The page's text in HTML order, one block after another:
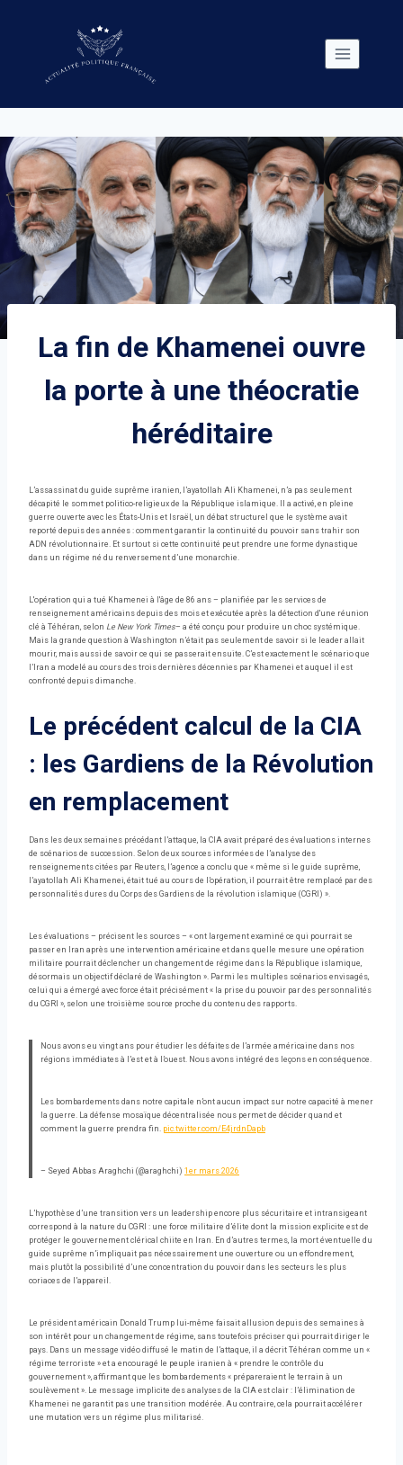
La fin de Khamenei ouvre
la porte à une théocratie
héréditaire
L’assassinat du guide suprême iranien, l’ayatollah Ali Khamenei, n’a pas seulement
décapité le sommet politico-religieux de la République islamique. Il a activé, en pleine
guerre ouverte avec les États-Unis et Israël, un débat structurel que le système avait
reporté depuis des années : comment garantir la continuité du pouvoir sans trahir son
ADN révolutionnaire. Et surtout si cette continuité peut prendre une forme dynastique
dans un régime né du renversement d’une monarchie.
L'opération qui a tué Khamenei à l'âge de 86 ans – planifiée par les services de
renseignement américains depuis des mois et exécutée après la détection d'une réunion
clé à Téhéran, selon Le New York Times– a été conçu pour produire un choc systémique.
Mais la grande question à Washington n’était pas seulement de savoir si le leader allait
mourir, mais aussi de savoir ce qui se passerait ensuite. C’est exactement le scénario que
l’Iran a modelé au cours des trois dernières décennies par Khamenei et auquel il est
confronté depuis dimanche.
Le précédent calcul de la CIA
: les Gardiens de la Révolution
en remplacement
Dans les deux semaines précédant l’attaque, la CIA avait préparé des évaluations internes
de scénarios de succession. Selon deux sources informées de l’analyse des
renseignements citées par Reuters, l’agence a conclu que « même si le guide suprême,
l’ayatollah Ali Khamenei, était tué au cours de l’opération, il pourrait être remplacé par des
personnalités dures du Corps des Gardiens de la révolution islamique (CGRI) ».
Les évaluations – précisent les sources – « ont largement examiné ce qui pourrait se
passer en Iran après une intervention américaine et dans quelle mesure une opération
militaire pourrait déclencher un changement de régime dans la République islamique,
désormais un objectif déclaré de Washington ». Parmi les multiples scénarios envisagés,
celui qui a émergé avec force était précisément « la prise du pouvoir par des personnalités
du CGRI », selon une troisième source proche du contenu des rapports.
Nous avons eu vingt ans pour étudier les défaites de l’armée américaine dans nos
régions immédiates à l’est et à l’ouest. Nous avons intégré des leçons en conséquence.
Les bombardements dans notre capitale n’ont aucun impact sur notre capacité à mener
la guerre. La défense mosaïque décentralisée nous permet de décider quand et
comment la guerre prendra fin. pic.twitter.com/E4jrdnDapb
– Seyed Abbas Araghchi (@araghchi) 1er mars 2026
L’hypothèse d’une transition vers un leadership encore plus sécuritaire et intransigeant
correspond à la nature du CGRI : une force militaire d’élite dont la mission explicite est de
protéger le gouvernement clérical chiite en Iran. En d’autres termes, la mort éventuelle du
guide suprême n’impliquait pas nécessairement une ouverture ou un effondrement,
mais plutôt la possibilité d’une concentration du pouvoir dans les secteurs les plus
coriaces de l’appareil.
Le président américain Donald Trump lui-même faisait allusion depuis des semaines à
son intérêt pour un changement de régime, sans toutefois préciser qui pourrait diriger le
pays. Dans un message vidéo diffusé le matin de l’attaque, il a décrit Téhéran comme un «
régime terroriste » et a encouragé le peuple iranien à « prendre le contrôle du
gouvernement », affirmant que les bombardements « prépareraient le terrain à un
soulèvement ». Le message implicite des analyses de la CIA est clair : l’élimination de
Khamenei ne garantit pas une transition modérée. Au contraire, cela pourrait accélérer
une mutation vers un régime plus militarisé.